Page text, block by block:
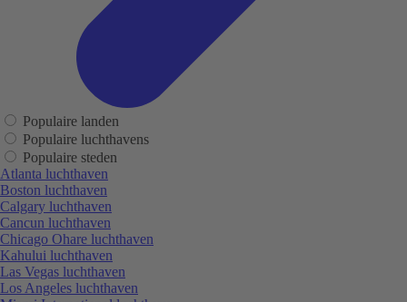
Populaire landen
Populaire luchthavens
Populaire steden
Atlanta luchthaven
Boston luchthaven
Calgary luchthaven
Cancun luchthaven
Chicago Ohare luchthaven
Kahului luchthaven
Las Vegas luchthaven
Los Angeles luchthaven